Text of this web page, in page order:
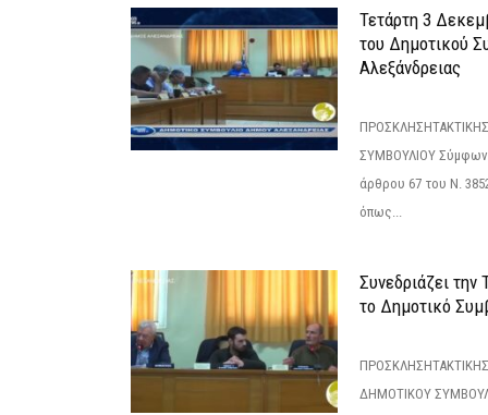
Τετάρτη 3
του Δημοτικού
Αλεξάνδρειας
ΣΥΜΒΟΥΛΙΟΥ
άρθρου 67 του Ν.
όπως...
Συνεδριάζει
το Δημοτικό
ΔΗΜΟΤΙΚΟΥ